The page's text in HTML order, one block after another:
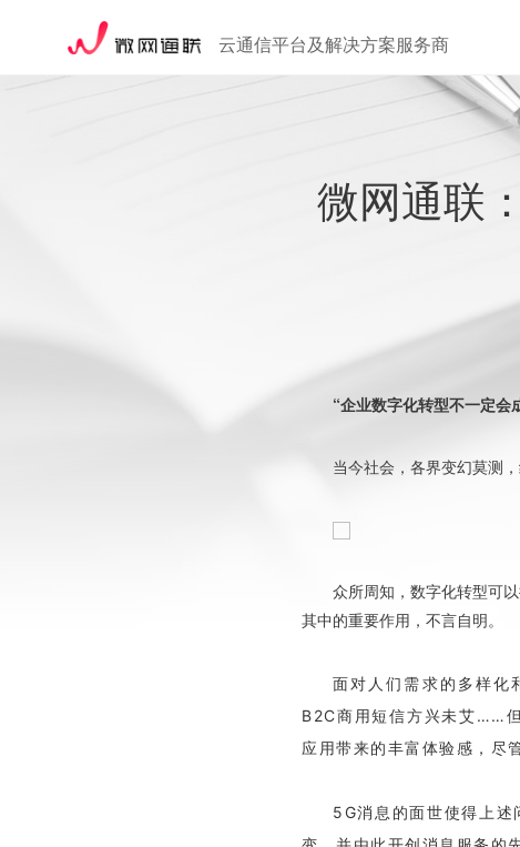
云通信平台及解决方案服务商
微网通联
“企业数字化转型不一定会
当今社会，各界变幻莫测
众所周知，数字化转型可
其中的重要作用，不言自明。
面对人们需求的多样化
B2C商用短信方兴未艾……
应用带来的丰富体验感，尽
5G消息的面世使得上